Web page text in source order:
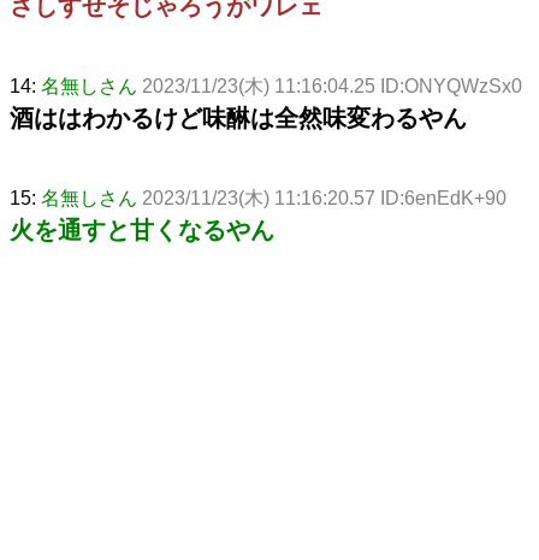
さしすせそじゃろうがワレェ
14: 名無しさん 2023/11/23(木) 11:16:04.25 ID:ONYQWzSx0
酒ははわかるけど味醂は全然味変わるやん
15: 名無しさん 2023/11/23(木) 11:16:20.57 ID:6enEdK+90
火を通すと甘くなるやん